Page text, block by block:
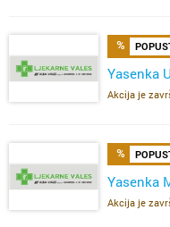
Yasenka
Akcija je
Yasenka
Akcija je